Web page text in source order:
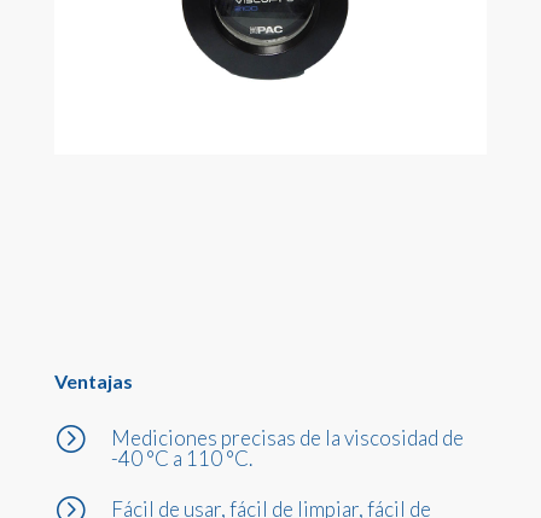
Ventajas
=
Mediciones precisas de la viscosidad de
-40 °C a 110 °C.
=
Fácil de usar, fácil de limpiar, fácil de